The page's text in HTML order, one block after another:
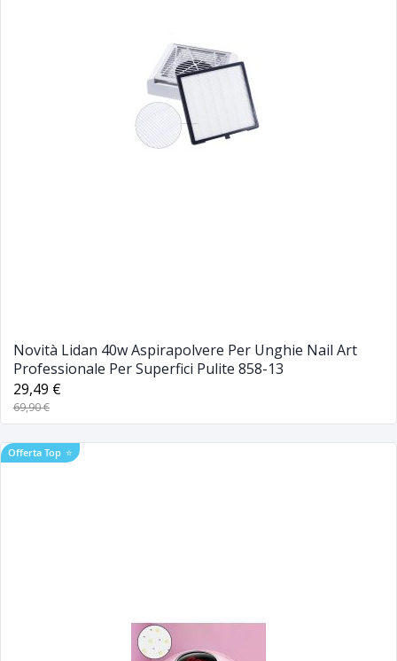
Novità Lidan 40w Aspirapolvere Per Unghie Nail Art
Professionale Per Superfici Pulite 858-13
29,49 €
69,90 €
Offerta Top ⭐